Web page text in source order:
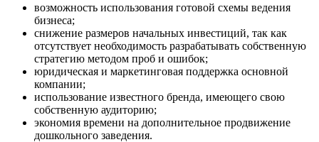
возможность использования готовой схемы ведения
бизнеса;
снижение размеров начальных инвестиций, так как
отсутствует необходимость разрабатывать собственную
стратегию методом проб и ошибок;
юридическая и маркетинговая поддержка основной
компании;
использование известного бренда, имеющего свою
собственную аудиторию;
экономия времени на дополнительное продвижение
дошкольного заведения.